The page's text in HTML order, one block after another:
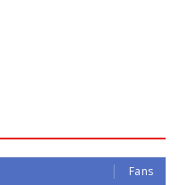
Fans